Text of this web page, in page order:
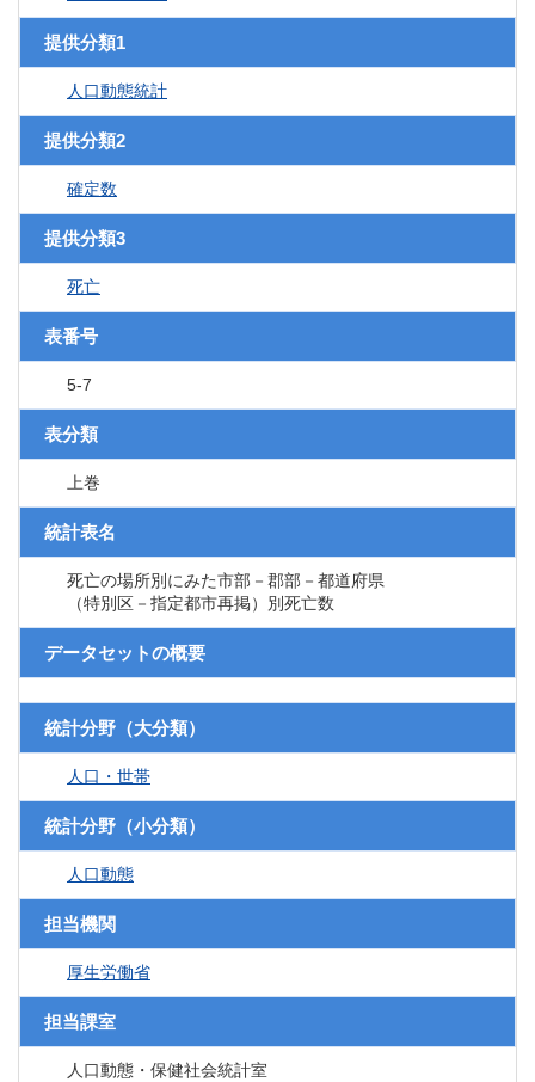
提供分類1
人口動態統計
提供分類2
確定数
提供分類3
死亡
表番号
5-7
表分類
上巻
統計表名
死亡の場所別にみた市部－郡部－都道府県
（特別区－指定都市再掲）別死亡数
データセットの概要
統計分野（大分類）
人口・世帯
統計分野（小分類）
人口動態
担当機関
厚生労働省
担当課室
人口動態・保健社会統計室